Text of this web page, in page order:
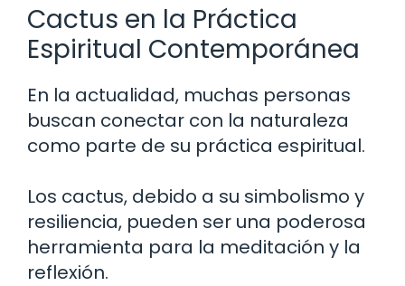
Cactus en la Práctica
Espiritual Contemporánea
En la actualidad, muchas personas
buscan conectar con la naturaleza
como parte de su práctica espiritual.
Los cactus, debido a su simbolismo y
resiliencia, pueden ser una poderosa
herramienta para la meditación y la
reflexión.